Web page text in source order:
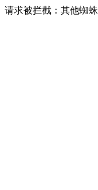
请求被拦截：其他蜘蛛